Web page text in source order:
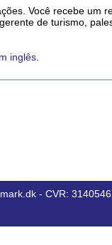
Você recebe um
de turismo,
inglês
- CVR: